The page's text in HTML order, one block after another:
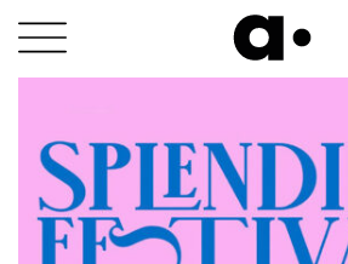
Skip
content